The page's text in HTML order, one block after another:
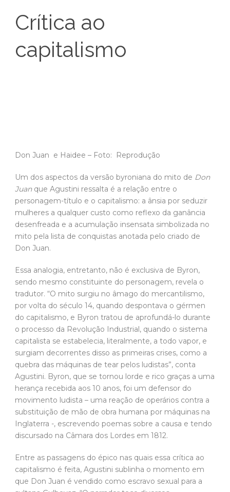
Crítica ao
capitalismo
desenfreada e a acumulação insensata simbolizada no
Don Juan.
Essa analogia, entretanto, não é exclusiva de Byron,
sendo mesmo constituinte do personagem, revela o
tradutor. “O mito surgiu no âmago do mercantilismo,
por volta do século 14, quando despontava o gérmen
do capitalismo, e Byron tratou de aprofundá-lo durante
capitalista se estabelecia, literalmente, a todo vapor, e
surgiam decorrentes disso as primeiras crises, como a
quebra das máquinas de tear pelos ludistas”, conta
Agustini. Byron, que se tornou lorde e rico graças a uma
herança recebida aos 10 anos, foi um defensor do
movimento ludista – uma reação de operários contra a
substituição de mão de obra humana por máquinas na
Inglaterra -, escrevendo poemas sobre a causa e tendo
discursado na Câmara dos Lordes em 1812.
Entre as passagens do épico nas quais essa crítica ao
capitalismo é feita, Agustini sublinha o momento em
que Don Juan é vendido como escravo sexual para a
sultana Gulbeyaz. “O narrador tece diversos
comentários negativos a respeito do poder do capital,
pessoas, aludindo à escravidão, ainda que relativize
sugerindo que todas tenham um preço, e leva quem
puder pagar.”